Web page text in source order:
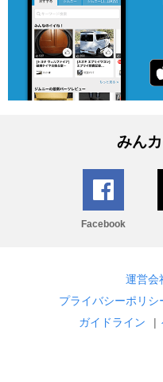
みん
Facebook
運営会
プライバシーポリシ
ガイドライン
|